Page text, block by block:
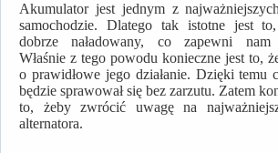
Akumulator jest jednym z
samochodzie. Dlatego tak istotne jest
dobrze naładowany, co zapewni nam
Właśnie z tego powodu konieczne jest to,
o prawidłowe jego działanie. Dzięki temu
będzie sprawował się bez zarzutu. Zatem
to, żeby zwrócić uwagę na
alternatora.